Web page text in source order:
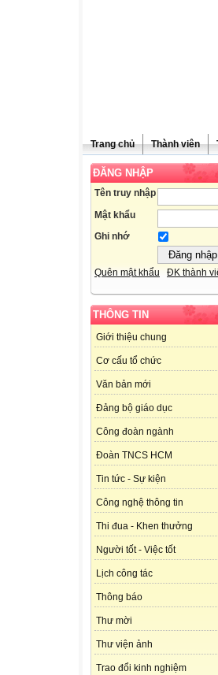
Trang chủ Thành viên
ĐĂNG NHẬP
Tên truy nhập
Mật khẩu
Ghi nhớ
Quên mật khẩu ĐK thành
THÔNG TIN
Giới thiệu chung
Cơ cấu tổ chức
Văn bản mới
Đảng bộ giáo dục
Công đoàn ngành
Đoàn TNCS HCM
Tin tức - Sự kiện
Công nghệ thông tin
Thi đua - Khen thưởng
Người tốt - Việc tốt
Lịch công tác
Thông báo
Thư mời
Thư viện ảnh
Trao đổi kinh nghiệm